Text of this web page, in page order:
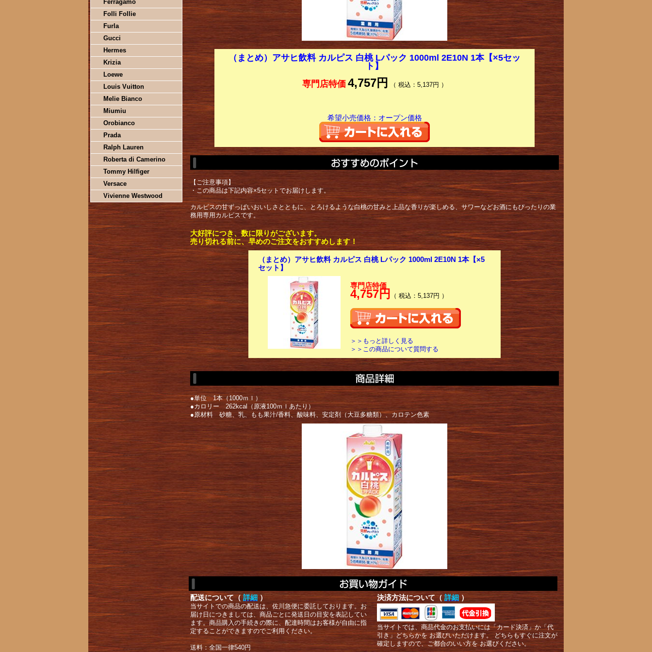
Ferragamo
Folli Follie
Furla
Gucci
Hermes
Krizia
Loewe
Louis Vuitton
Melie Bianco
Miumiu
Orobianco
Prada
Ralph Lauren
Roberta di Camerino
Tommy Hilfiger
Versace
Vivienne Westwood
（まとめ）アサヒ飲料 カルピス 白桃 Lパック 1000ml 2E10N 1本【×5セッ
ト】
専門店特価 4,757円 （ 税込：5,137円 ）
希望小売価格：オープン価格
【ご注意事項】
・この商品は下記内容×5セットでお届けします。
カルピスの甘ずっぱいおいしさとともに、とろけるような白桃の甘みと上品な香りが楽しめる、サワーなどお酒にもぴったりの業
務用専用カルピスです。
大好評につき、数に限りがございます。
売り切れる前に、早めのご注文をおすすめします！
（まとめ）アサヒ飲料 カルピス 白桃 Lパック 1000ml 2E10N 1本【×5
セット】
専門店特価
4,757円 （ 税込：5,137円 ）
＞＞もっと詳しく見る
＞＞この商品について質問する
●単位 1本（1000ｍｌ）
●カロリー 262kcal（原液100ｍｌあたり）
●原材料 砂糖、乳、もも果汁/香料、酸味料、安定剤（大豆多糖類）、カロテン色素
配送について（ 詳細 ）
当サイトでの商品の配送は、佐川急便に委託しております。お
届け日につきましては、商品ごとに発送日の目安を表記してい
ます。商品購入の手続きの際に、配達時間はお客様が自由に指
定することができますのでご利用ください。
送料：全国一律540円
決済方法について（ 詳細 ）
当サイトでは、商品代金のお支払いには「カード決済」か「代
引き」どちらかを お選びいただけます。 どちらもすぐに注文が
確定しますので、ご都合のいい方を お選びください。